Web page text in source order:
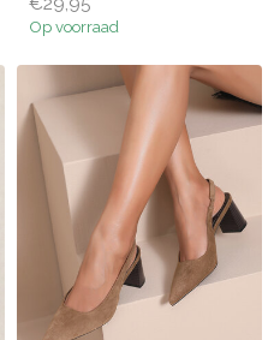
Op voorraad